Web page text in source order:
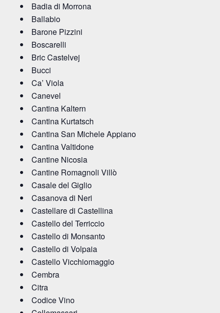
Badia di Morrona
Ballabio
Barone Pizzini
Boscarelli
Bric Castelvej
Bucci
Ca’ Viola
Canevel
Cantina Kaltern
Cantina Kurtatsch
Cantina San Michele Appiano
Cantina Valtidone
Cantine Nicosia
Cantine Romagnoli Villò
Casale del Giglio
Casanova di Neri
Castellare di Castellina
Castello del Terriccio
Castello di Monsanto
Castello di Volpaia
Castello Vicchiomaggio
Cembra
Citra
Codice Vino